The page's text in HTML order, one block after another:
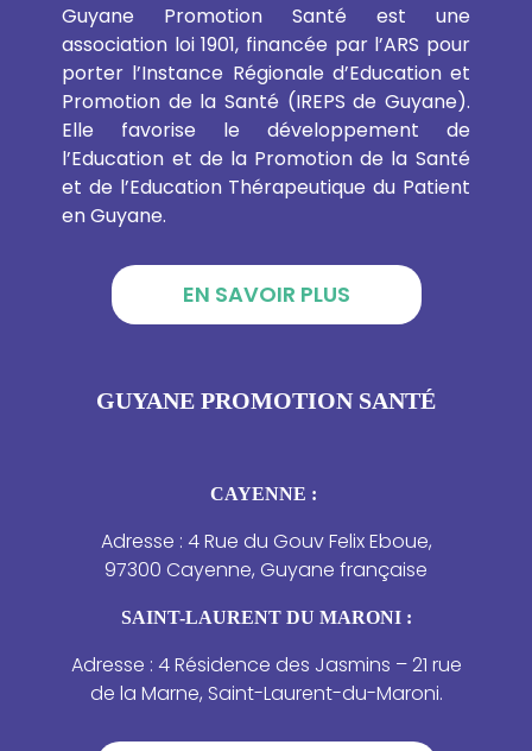
Guyane Promotion Santé est une
association loi 1901, financée par l’ARS pour
porter l’Instance Régionale d’Education et
Promotion de la Santé (IREPS de Guyane).
Elle favorise le développement de
l’Education et de la Promotion de la Santé
et de l’Education Thérapeutique du Patient
en Guyane.
EN SAVOIR PLUS
GUYANE PROMOTION SANTÉ
CAYENNE :
Adresse : 4 Rue du Gouv Felix Eboue,
97300 Cayenne, Guyane française
SAINT-LAURENT DU MARONI :
Adresse : 4 Résidence des Jasmins – 21 rue
de la Marne, Saint-Laurent-du-Maroni.